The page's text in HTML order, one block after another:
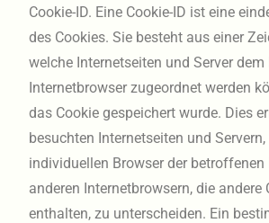
Cookie-ID. Eine Cookie-ID ist eine
des Cookies. Sie besteht aus einer
welche Internetseiten und Server dem
Internetbrowser zugeordnet werden
das Cookie gespeichert wurde. Dies
besuchten Internetseiten und Servern,
individuellen Browser der betroffenen
anderen Internetbrowsern, die andere
enthalten, zu unterscheiden. Ein